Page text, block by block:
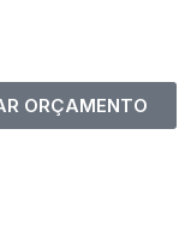
ORÇAMENTO